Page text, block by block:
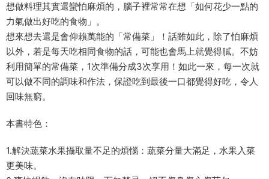
想做料理其實還蠻怕麻煩的，腦子裡常常在想「如何花少一點的
力氣做出好吃的食物」。
想來想去還是會仰賴萬能的「常備菜」！話雖如此，除了怕麻煩
以外，若是每天吃相同食物的話，可能也會馬上就覺得膩。不妨
利用簡單的常備菜，1次準備分成3次享用！如此一來，每一次就
可以做不同的調味和作法，保證吃到最後一口都覺得好吃，令人
回味無窮。
本書特色：
1.解決蔬菜水果攝取量不足的煩惱：蔬菜分量大滿足，水果入菜
更美味。